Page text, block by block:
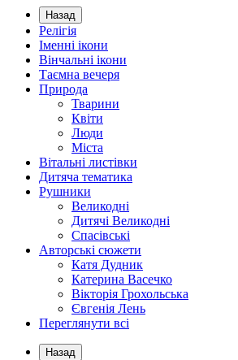
Назад
Релігія
Іменні ікони
Вінчальні ікони
Таємна вечеря
Природа
Тварини
Квіти
Люди
Міста
Вітальні листівки
Дитяча тематика
Рушники
Великодні
Дитячі Великодні
Спасівські
Авторські сюжети
Катя Дудник
Катерина Васечко
Вікторія Грохольська
Євгенія Лень
Переглянути всі
Назад